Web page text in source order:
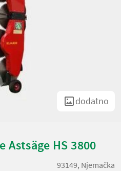
dodatno
Astsäge HS 3800
93149, Njemačka